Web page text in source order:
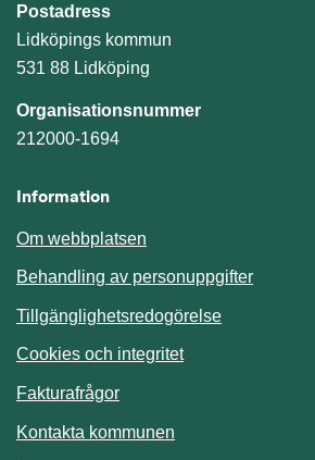
Postadress
Lidköpings kommun
531 88 Lidköping
Organisationsnummer
212000-1694
Information
Om webbplatsen
Behandling av personuppgifter
Tillgänglighetsredogörelse
Cookies och integritet
Fakturafrågor
Kontakta kommunen